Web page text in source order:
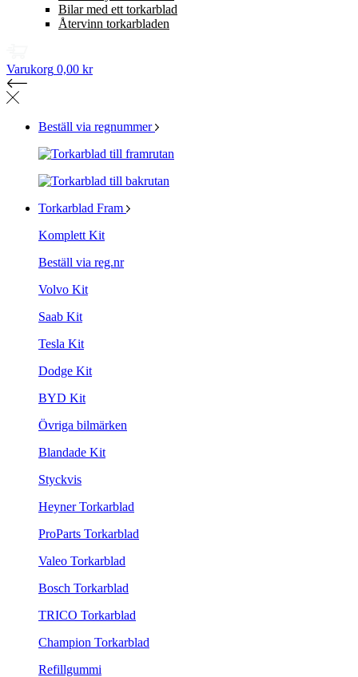
Bilar med ett torkarblad
Återvinn torkarbladen
Varukorg 0,00 kr
Beställ via regnummer
Torkarblad Fram
Komplett Kit
Beställ via reg.nr
Volvo Kit
Saab Kit
Tesla Kit
Dodge Kit
BYD Kit
Övriga bilmärken
Blandade Kit
Styckvis
Heyner Torkarblad
ProParts Torkarblad
Valeo Torkarblad
Bosch Torkarblad
TRICO Torkarblad
Champion Torkarblad
Refillgummi